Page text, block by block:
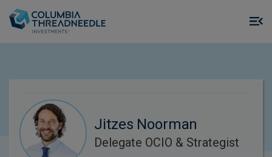
Jitzes Noorman
Delegate OCIO & Strategist